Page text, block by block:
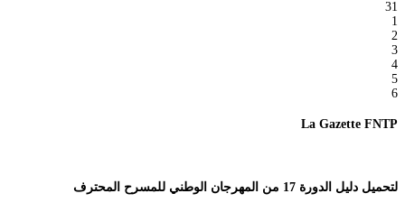
31
1
2
3
4
5
6
La Gazette FNTP
لتحميل دليل الدورة 17 من المهرجان الوطني للمسرح المحترف